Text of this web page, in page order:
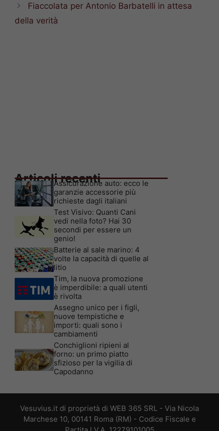
Fiaccolata per Antonio Barbatelli in attesa
della verità
Articoli recenti
Assicurazione auto: ecco le
garanzie accessorie più
richieste dagli italiani
Test Visivo: Quanti Cani
vedi nella foto? Hai 30
secondi per essere un
genio!
Batterie al sale marino: 4
volte la capacità di quelle al
litio
Tim, la nuova promozione
è imperdibile: a quali utenti
è rivolta
Assegno unico per i figli,
nuove tempistiche e
importi: quali sono i
cambiamenti
Conchiglioni ripieni al
forno: un primo piatto
sfizioso per la vigilia di
Capodanno
Vesuvius.it di proprietà di WEB 365 SRL - Via Nicola
Marchese 10, 00141 Roma (RM) - Codice Fiscale e